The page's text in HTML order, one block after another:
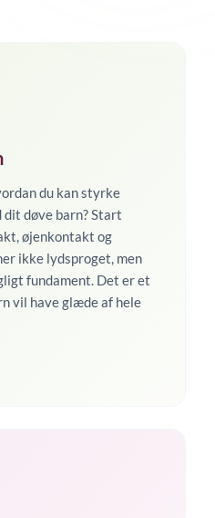
du kan styrke
døve barn? Start
øjenkontakt og
ikke lydsproget, men
fundament. Det er et
vil have glæde af hele